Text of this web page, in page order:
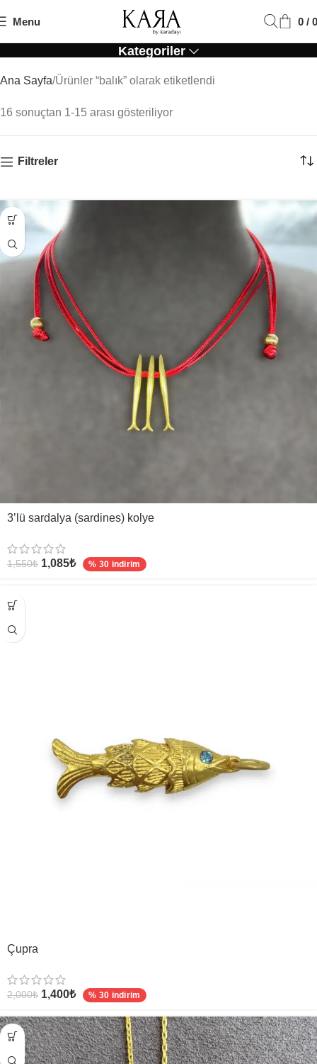
Menu 0 / 0
Balık
Kategoriler
Ana Sayfa Ürünler “balık” olarak etiketlendi
16 sonuçtan 1-15 arası gösteriliyor
Filtreler
3’lü sardalya (sardines) kolye
1,550₺ 1,085₺ % 30 indirim
Çupra
2,000₺ 1,400₺ % 30 indirim